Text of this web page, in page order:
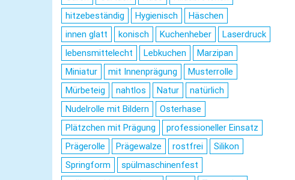
hitzebeständig
Hygienisch
Häschen
innen glatt
konisch Kuchenheber
Laserdruck
lebensmittelecht
Lebkuchen
Marzipan
Miniatur
mit Innenprägung
Musterrolle
Mürbeteig
nahtlos Natur
natürlich
Nudelrolle mit Bildern
Osterhase
Plätzchen mit Prägung
professioneller Einsatz
Prägerolle
Prägewalze rostfrei
Silikon
Springform
spülmaschinenfest